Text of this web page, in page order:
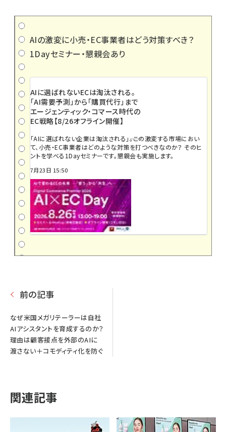
AIの激変に小売・EC事業者はどう対策すべき？
1Dayセミナー・懇親会あり
AIに選ばれないECは淘汰される。
「AI需要予測」から「購買代行」まで
エージェンティック・コマース時代の
EC戦略【8/26オフライン開催】
「AIに選ばれない企業は淘汰される」――。この激変する市場におい
て、小売・EC事業者はどのような対策を打つべきなのか？ そのヒ
ントを学べる1Dayセミナーです。懇親会も実施します。
7月23日 15:50
前の記事
なぜ米国メガリテーラーは自社
AIアシスタントを育成するのか？
理由は顧客接点を外部のAIに
渡さない＋コモディティ化を防ぐ
関連記事